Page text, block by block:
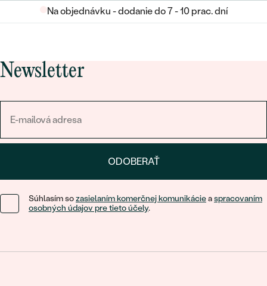
Na objednávku - dodanie do 7 - 10 prac. dní
Newsletter
ODOBERAŤ
Súhlasím sozasielaním komerčnej komunikácieaspracovaním
osobných údajov pre tieto účely.